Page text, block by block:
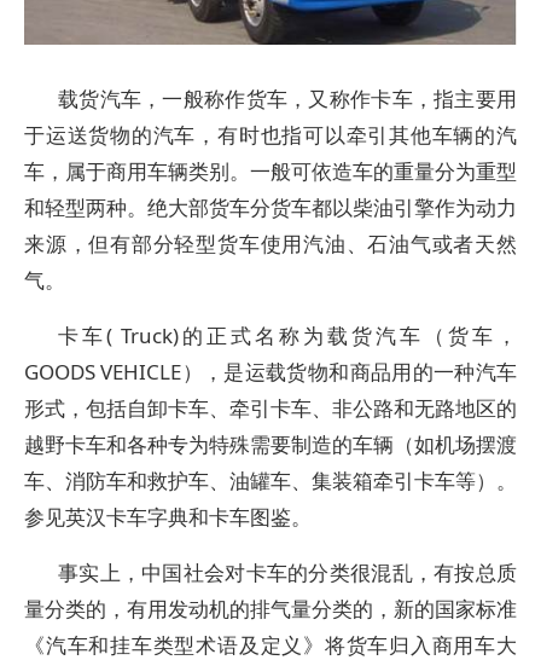
载货汽车，一般称作货车，又称作卡车，指主要用
于运送货物的汽车，有时也指可以牵引其他车辆的汽
车，属于商用车辆类别。一般可依造车的重量分为重型
和轻型两种。绝大部货车分货车都以柴油引擎作为动力
来源，但有部分轻型货车使用汽油、石油气或者天然
气。
卡车( Truck)的正式名称为载货汽车（货车，
GOODS VEHICLE），是运载货物和商品用的一种汽车
形式，包括自卸卡车、牵引卡车、非公路和无路地区的
越野卡车和各种专为特殊需要制造的车辆（如机场摆渡
车、消防车和救护车、油罐车、集装箱牵引卡车等）。
参见英汉卡车字典和卡车图鉴。
事实上，中国社会对卡车的分类很混乱，有按总质
量分类的，有用发动机的排气量分类的，新的国家标准
《汽车和挂车类型术语及定义》将货车归入商用车大